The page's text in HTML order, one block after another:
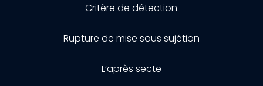
Critère de détection
Rupture de mise sous sujétion
L’après secte